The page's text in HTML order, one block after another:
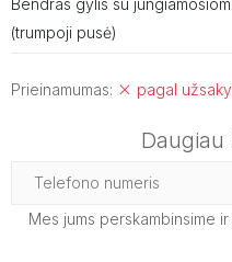
(trumpoji pusė)
Prieinamumas: pagal
Daugiau
Mes jums perskambinsime